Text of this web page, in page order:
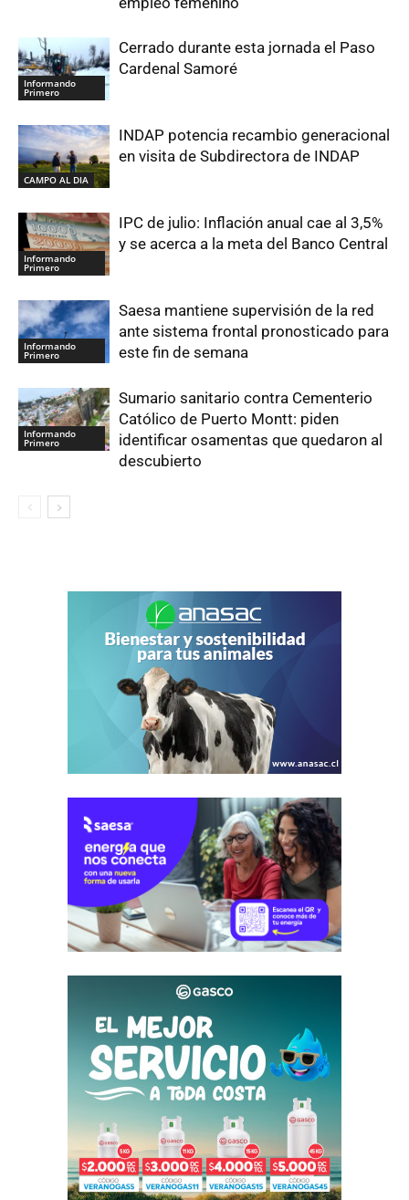
Informando
Primero
Cerrado durante esta jornada el Paso
Cardenal Samoré
CAMPO AL DIA
INDAP potencia recambio generacional
en visita de Subdirectora de INDAP
Informando
Primero
IPC de julio: Inflación anual cae al 3,5%
y se acerca a la meta del Banco Central
Informando
Primero
Saesa mantiene supervisión de la red
ante sistema frontal pronosticado para
este fin de semana
Informando
Primero
Sumario sanitario contra Cementerio
Católico de Puerto Montt: piden
identificar osamentas que quedaron al
descubierto